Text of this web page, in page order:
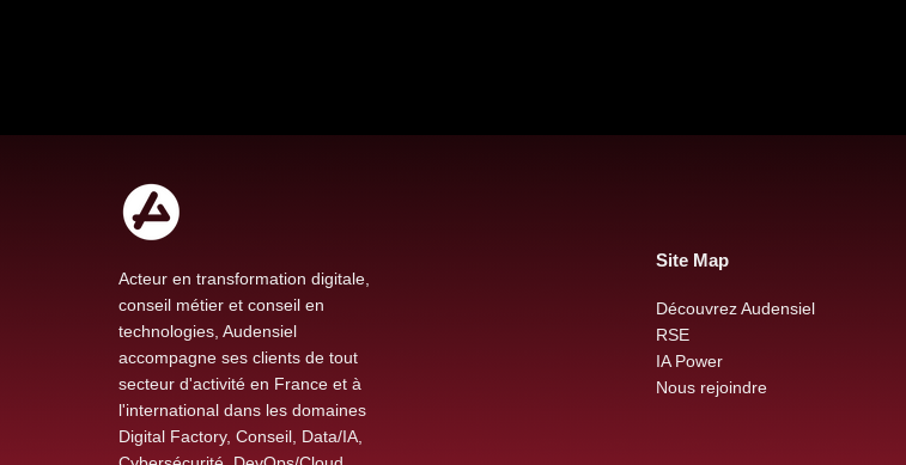
Intelligence artificielle de
développement pour la
robotique cognitive
Rencontre avec Nawel et
Mohamed pour le projet
SIRS-Bot
Acteur en transformation digitale,
conseil métier et conseil en
technologies, Audensiel
accompagne ses clients de tout
secteur d'activité en France et à
l'international dans les domaines
Digital Factory, Conseil, Data/IA,
Site Map
Découvrez Audensiel
RSE
IA Power
Nous rejoindre